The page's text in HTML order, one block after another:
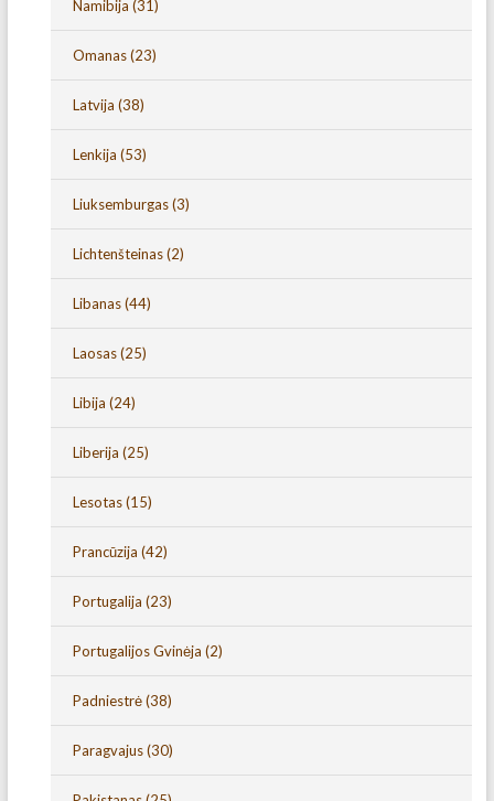
Namibija (31)
Omanas(23)
Latvija (38)
Lenkija (53)
Liuksemburgas(3)
Lichtenšteinas(2)
Libanas(44)
Laosas(25)
Libija (24)
Liberija (25)
Lesotas(15)
Prancūzija (42)
Portugalija (23)
Portugalijos Gvinėja (2)
Padniestrė(38)
Paragvajus(30)